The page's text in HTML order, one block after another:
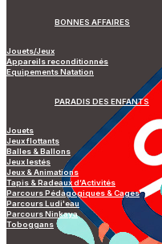
BONNES AFFAIRES
Jouets/Jeux
Appareils reconditionnés
Equipements Natation
PARADIS DES ENFANTS
Jouets
Jeux flottants
Balles & Ballons
Jeux lestés
Jeux & Animations
Tapis & Radeaux d’Activités
Parcours Pédagogiques & Cages
Parcours Ludi'eau
Parcours Ninkaya
Toboggans